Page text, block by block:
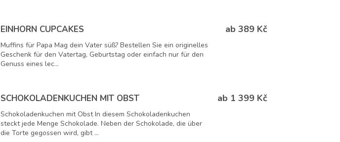
EINHORN CUPCAKES
Muffins für Papa Mag dein Vater süß? Bestellen Sie ein originelles
Geschenk für den Vatertag, Geburtstag oder einfach nur für den
Genuss eines lec...
ab 389 Kč
SCHOKOLADENKUCHEN MIT OBST
Schokoladenkuchen mit Obst In diesem Schokoladenkuchen
steckt jede Menge Schokolade. Neben der Schokolade, die über
die Torte gegossen wird, gibt ...
ab 1 399 Kč